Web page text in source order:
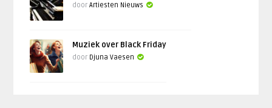
doorArtiesten Nieuws
Muziek over Black Friday
door Djuna Vaesen